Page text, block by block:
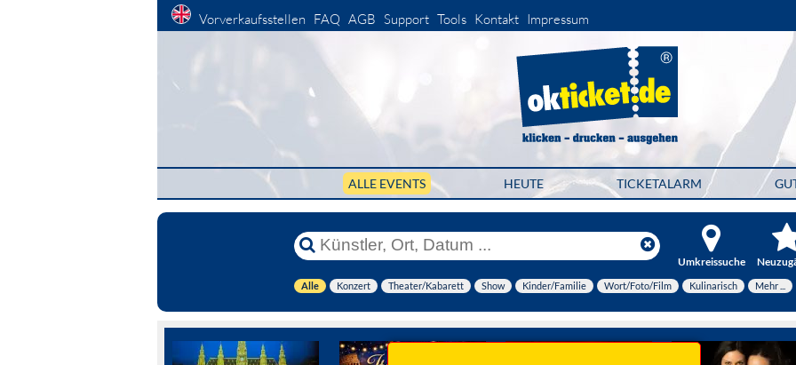
Vorverkaufsstellen FAQ AGB Support Tools Kontakt Impressum
ALLE EVENTS HEUTE TICKETALARM
Umkreissuche
Alle Konzert Theater/Kabarett Show Kinder/Familie Wort/Foto/Film Kulinarisch Mehr ...